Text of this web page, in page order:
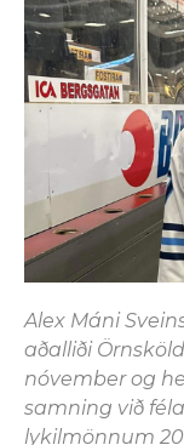
Alex Máni
aðalliði
nóvember og
samning við
lykilmönnum